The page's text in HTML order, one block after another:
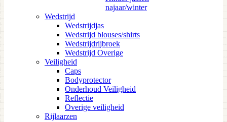
najaar/winter
Wedstrijd
Wedstrijdjas
Wedstrijd blouses/shirts
Wedstrijdrijbroek
Wedstrijd Overige
Veiligheid
Caps
Bodyprotector
Onderhoud Veiligheid
Reflectie
Overige veiligheid
Rijlaarzen